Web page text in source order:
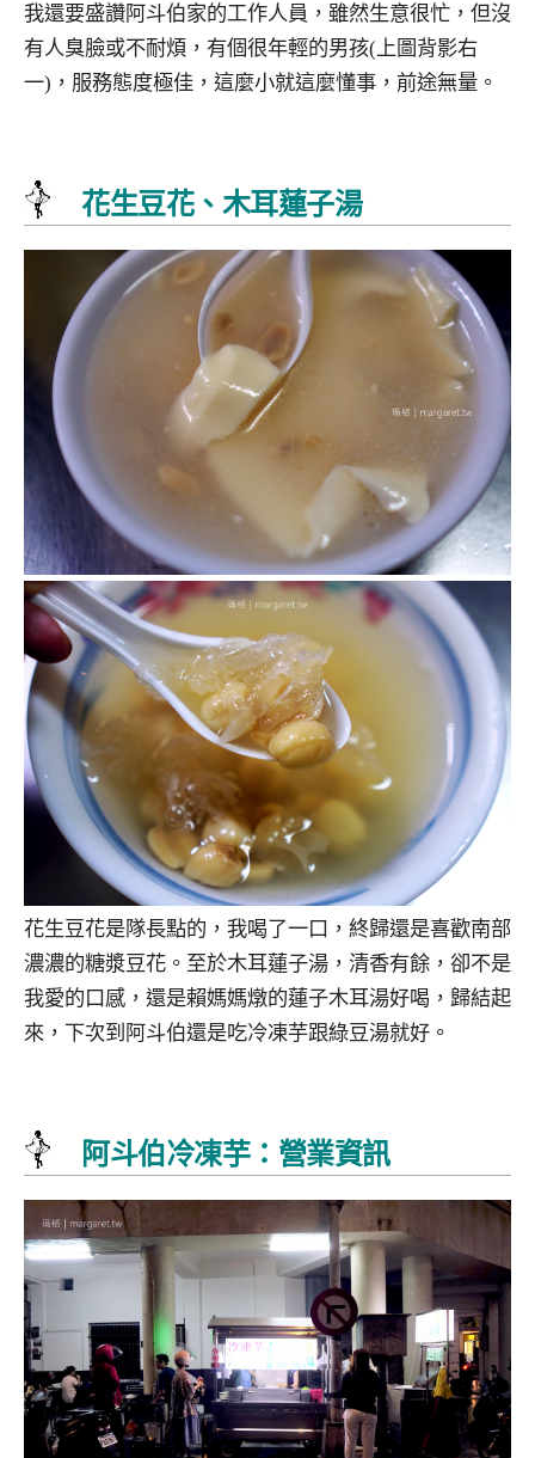
我還要盛讚阿斗伯家的工作人員，雖然生意很忙，但沒
有人臭臉或不耐煩，有個很年輕的男孩(上圖背影右
一)，服務態度極佳，這麼小就這麼懂事，前途無量。
花生豆花、木耳蓮子湯
花生豆花是隊長點的，我喝了一口，終歸還是喜歡南部
濃濃的糖漿豆花。至於木耳蓮子湯，清香有餘，卻不是
我愛的口感，還是賴媽媽燉的蓮子木耳湯好喝，歸結起
來，下次到阿斗伯還是吃冷凍芋跟綠豆湯就好。
阿斗伯冷凍芋：營業資訊